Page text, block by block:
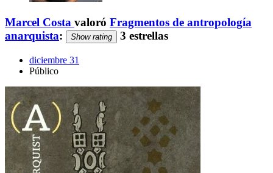
Marcel Costa valoró Fragmentos de antropología
anarquista: Show rating 3 estrellas
diciembre 31
Público